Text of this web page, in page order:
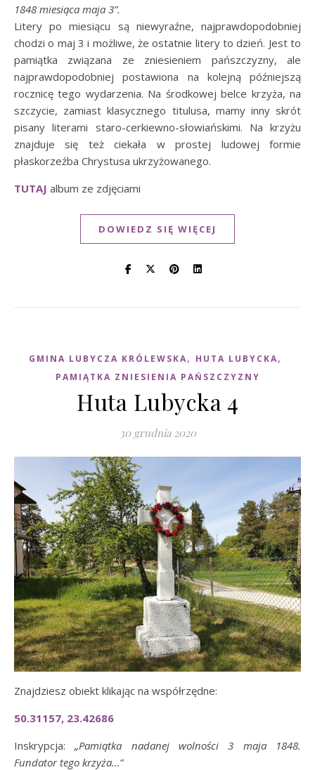
1848 miesiąca maja 3”.
Litery po miesiącu są niewyraźne, najprawdopodobniej
chodzi o maj 3 i możliwe, że ostatnie litery to dzień. Jest to
pamiątka związana ze zniesieniem pańszczyzny, ale
najprawdopodobniej postawiona na kolejną późniejszą
rocznicę tego wydarzenia. Na środkowej belce krzyża, na
szczycie, zamiast klasycznego titulusa, mamy inny skrót
pisany literami staro-cerkiewno-słowiańskimi. Na krzyżu
znajduje się też ciekała w prostej ludowej formie
płaskorzeźba Chrystusa ukrzyżowanego.
TUTAJ album ze zdjęciami
DOWIEDZ SIĘ WIĘCEJ
GMINA LUBYCZA KRÓLEWSKA, HUTA LUBYCKA,
PAMIĄTKA ZNIESIENIA PAŃSZCZYZNY
Huta Lubycka 4
30 grudnia 2020
Znajdziesz obiekt klikając na współrzędne:
50.31157, 23.42686
Inskrypcja:„Pamiątka nadanej wolności 3 maja 1848.
Fundator tego krzyża…”